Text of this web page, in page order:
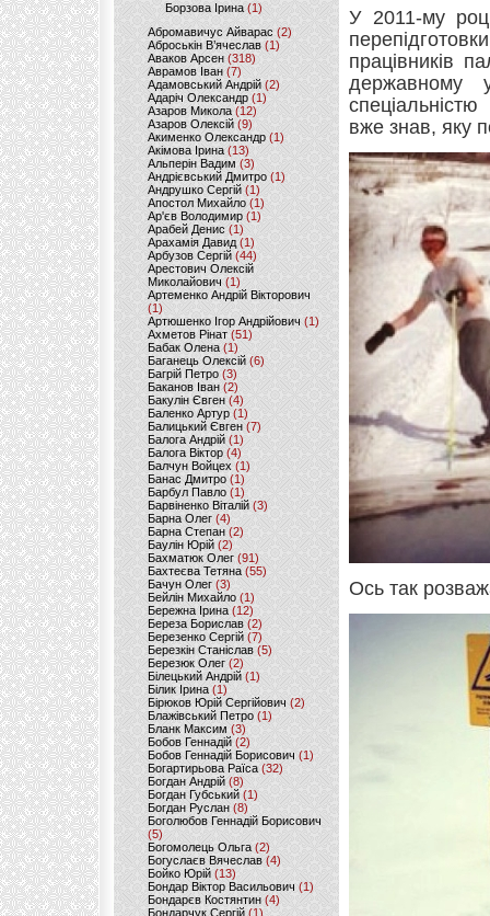
Борзова Ірина(1)
Абромавичус Айварас (2)
Аброськін В’ячеслав(1)
Аваков Арсен (318)
Аврамов Іван (7)
Адамовський Андрій(2)
Адаріч Олександр (1)
Азаров Микола (12)
Азаров Олексій (9)
Акименко Олександр(1)
Акімова Ірина(13)
Альперін Вадим (3)
Андрієвський Дмитро(1)
Андрушко Сергій(1)
Апостол Михайло(1)
Ар'єв Володимир (1)
Арабей Денис(1)
Арахамія Давид (1)
Арбузов Сергій (44)
Арестович Олексій
Миколайович(1)
Артеменко Андрій Вікторович
(1)
Артюшенко Ігор Андрійович(1)
Ахметов Рінат(51)
Бабак Олена(1)
Баганець Олексій(6)
Багрій Петро (3)
Баканов Іван(2)
Бакулін Євген (4)
Баленко Артур(1)
Балицький Євген(7)
Балога Андрій (1)
Балога Віктор (4)
Балчун Войцех (1)
Банас Дмитро (1)
Барбул Павло(1)
Барвіненко Віталій(3)
Барна Олег (4)
Барна Степан (2)
Баулін Юрій (2)
Бахматюк Олег (91)
Бахтеєва Тетяна(55)
Бачун Олег (3)
Бейлін Михайло (1)
Бережна Ірина(12)
Береза Борислав(2)
Березенко Сергій (7)
Березкін Станіслав (5)
Березюк Олег(2)
Білецький Андрій (1)
Білик Ірина (1)
Бірюков Юрій Сергійович (2)
Блажівський Петро (1)
Бланк Максим(3)
Бобов Геннадій (2)
Бобов Геннадій Борисович (1)
Богартирьова Раїса (32)
Богдан Андрій(8)
Богдан Губський (1)
Богдан Руслан(8)
Боголюбов Геннадій Борисович
(5)
Богомолець Ольга (2)
Богуслаєв Вячеслав (4)
Бойко Юрій (13)
Бондар Віктор Васильович (1)
Бондарєв Костянтин (4)
Бондарчук Сергій(1)
У 2011-му
працівників
державному
вже знав, яку
Ось так